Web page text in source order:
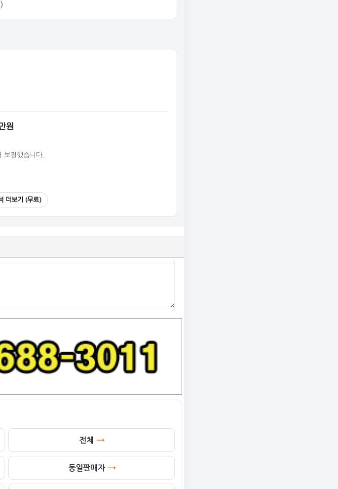
원
보정했습니다.
더보기 (무료)
전체
동일판매자